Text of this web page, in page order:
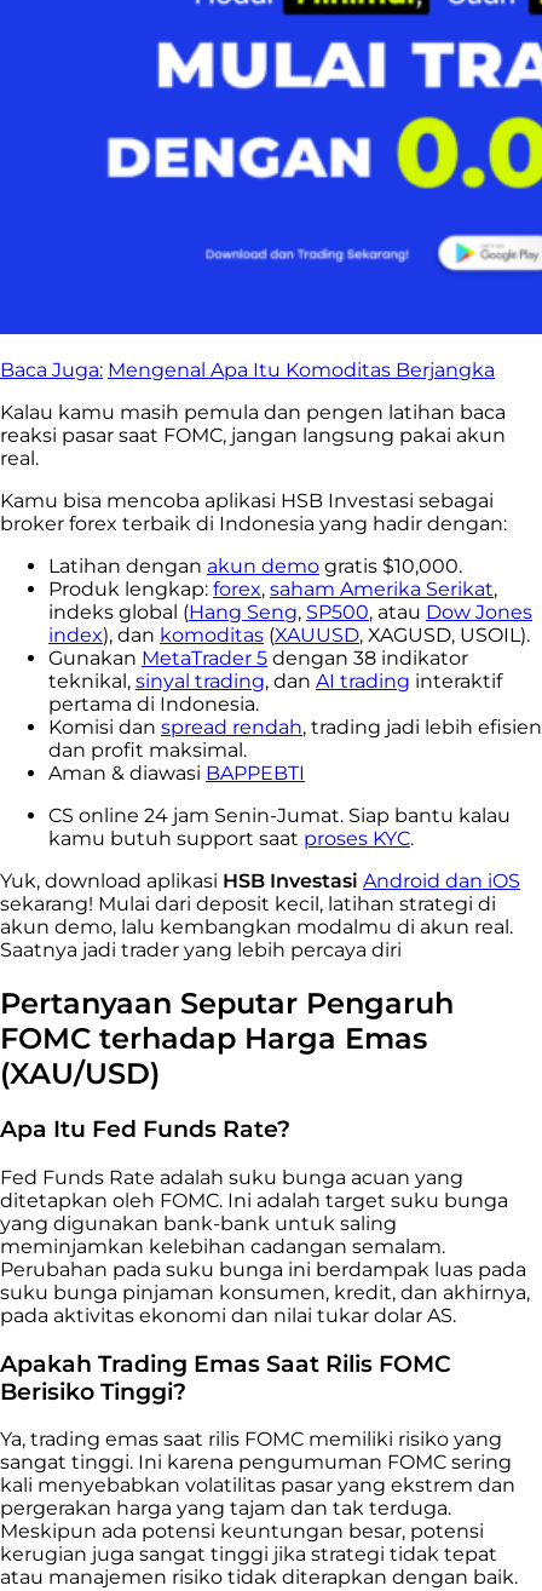
Baca Juga: Mengenal Apa Itu Komoditas Berjangka
Kalau kamu masih pemula dan pengen latihan baca
reaksi pasar saat FOMC, jangan langsung pakai akun
real.
Kamu bisa mencoba aplikasi HSB Investasi sebagai
broker forex terbaik di Indonesia yang hadir dengan:
Latihan dengan akun demo gratis $10,000.
Produk lengkap: forex, saham Amerika Serikat,
indeks global (Hang Seng, SP500, atau Dow Jones
index), dan komoditas (XAUUSD, XAGUSD, USOIL).
Gunakan MetaTrader 5 dengan 38 indikator
teknikal, sinyal trading, dan AI trading interaktif
pertama di Indonesia.
Komisi dan spread rendah, trading jadi lebih efisien
dan profit maksimal.
Aman & diawasi BAPPEBTI
CS online 24 jam Senin-Jumat. Siap bantu kalau
kamu butuh support saat proses KYC.
Yuk, download aplikasi HSB Investasi Android dan iOS
sekarang! Mulai dari deposit kecil, latihan strategi di
akun demo, lalu kembangkan modalmu di akun real.
Saatnya jadi trader yang lebih percaya diri
Pertanyaan Seputar Pengaruh
FOMC terhadap Harga Emas
(XAU/USD)
Apa Itu Fed Funds Rate?
Fed Funds Rate adalah suku bunga acuan yang
ditetapkan oleh FOMC. Ini adalah target suku bunga
yang digunakan bank-bank untuk saling
meminjamkan kelebihan cadangan semalam.
Perubahan pada suku bunga ini berdampak luas pada
suku bunga pinjaman konsumen, kredit, dan akhirnya,
pada aktivitas ekonomi dan nilai tukar dolar AS.
Apakah Trading Emas Saat Rilis FOMC
Berisiko Tinggi?
Ya, trading emas saat rilis FOMC memiliki risiko yang
sangat tinggi. Ini karena pengumuman FOMC sering
kali menyebabkan volatilitas pasar yang ekstrem dan
pergerakan harga yang tajam dan tak terduga.
Meskipun ada potensi keuntungan besar, potensi
kerugian juga sangat tinggi jika strategi tidak tepat
atau manajemen risiko tidak diterapkan dengan baik.